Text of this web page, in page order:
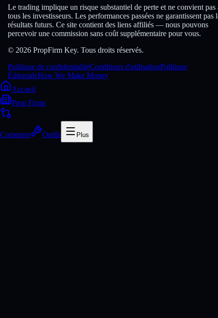
Le trading implique un risque substantiel de perte et ne convient pas
tous les investisseurs. Les performances passées ne garantissent pas
résultats futurs. Ce site contient des liens affiliés — nous pouvons
percevoir une commission sans coût supplémentaire pour vous.
© 2026 PropFirm Key. Tous droits réservés.
Politique de confidentialitéConditions d'utilisationPolitique
ÉditorialeHow We Make Money
Accueil
Prop Firms
Comparer Outils Plus